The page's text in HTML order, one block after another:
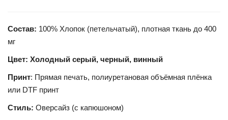
Состав: 100% Хлопок (петельчатый), плотная ткань до 400
мг
Цвет: Холодный серый, черный, винный
Принт: Прямая печать, полиуретановая объёмная плёнка
или DTF принт
Стиль: Оверсайз (с капюшоном)